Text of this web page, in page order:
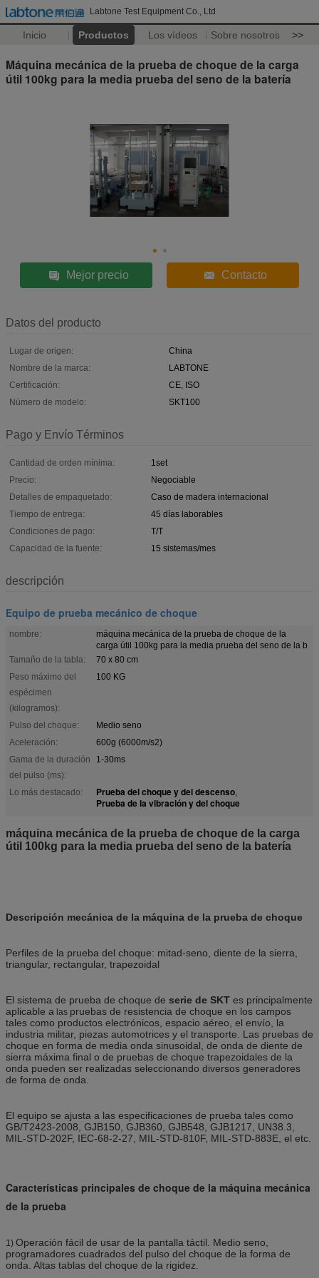
Labtone Test Equipment Co., Ltd
Inicio Productos Los vídeos Sobre nosotros >>
Máquina mecánica de la prueba de choque de la carga
útil 100kg para la media prueba del seno de la batería
Mejor precio Contacto
Datos del producto
Lugar de origen:
China
Nombre de la marca:
LABTONE
Certificación:
CE, ISO
Número de modelo:
SKT100
Pago y Envío Términos
Cantidad de orden mínima:
1set
Precio:
Negociable
Detalles de empaquetado:
Caso de madera internacional
Tiempo de entrega:
45 días laborables
Condiciones de pago:
T/T
Capacidad de la fuente:
15 sistemas/mes
descripción
Equipo de prueba mecánico de choque
nombre:
máquina mecánica de la prueba de choque de la
carga útil 100kg para la media prueba del seno de la b
Tamaño de la tabla:
70 x 80 cm
Peso máximo del
espécimen
(kilogramos):
100 KG
Pulso del choque:
Medio seno
Aceleración:
600g (6000m/s2)
Gama de la duración
del pulso (ms):
1-30ms
Lo más destacado: Prueba del choque y del descenso,
Prueba de la vibración y del choque
máquina mecánica de la prueba de choque de la carga
útil 100kg para la media prueba del seno de la batería
Descripción mecánica de la máquina de la prueba de choque
Perfiles de la prueba del choque: mitad-seno, diente de la sierra,
triangular, rectangular, trapezoidal
El sistema de prueba de choque de serie de SKT es principalmente
aplicable a las pruebas de resistencia de choque en los campos
tales como productos electrónicos, espacio aéreo, el envío, la
industria militar, piezas automotrices y el transporte. Las pruebas de
choque en forma de media onda sinusoidal, de onda de diente de
sierra máxima final o de pruebas de choque trapezoidales de la
onda pueden ser realizadas seleccionando diversos generadores
de forma de onda.
El equipo se ajusta a las especificaciones de prueba tales como
GB/T2423-2008, GJB150, GJB360, GJB548, GJB1217, UN38.3,
MIL-STD-202F, IEC-68-2-27, MIL-STD-810F, MIL-STD-883E, el etc.
Características principales de choque de la máquina mecánica
de la prueba
1) Operación fácil de usar de la pantalla táctil. Medio seno,
programadores cuadrados del pulso del choque de la forma de
onda. Altas tablas del choque de la rigidez.